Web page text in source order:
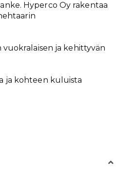
Hyperco Oy rakentaa
vuokralaisen ja kehittyvän
ja kohteen kuluista